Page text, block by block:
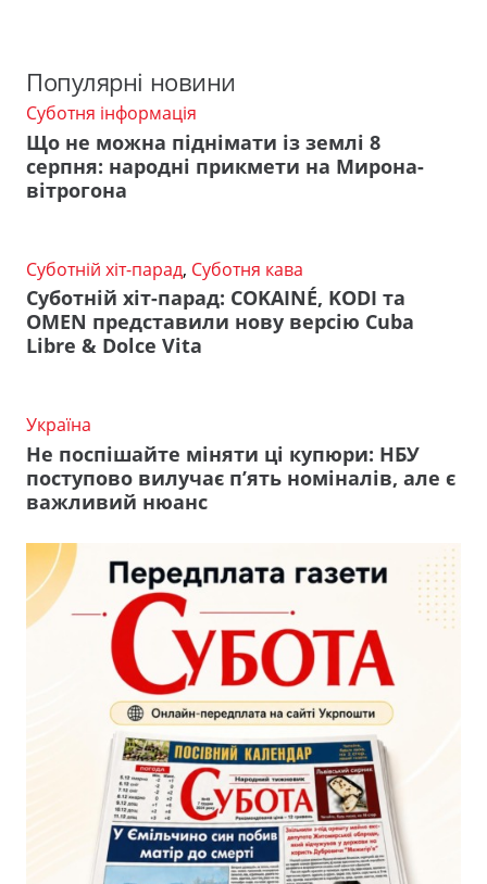
Популярні новини
Суботня інформація
Що не можна піднімати із землі 8
серпня: народні прикмети на Мирона-
вітрогона
Суботній хіт-парад, Суботня кава
Суботній хіт-парад: COKAINÉ, KODI та
OMEN представили нову версію Cuba
Libre & Dolce Vita
Україна
Не поспішайте міняти ці купюри: НБУ
поступово вилучає п’ять номіналів, але є
важливий нюанс